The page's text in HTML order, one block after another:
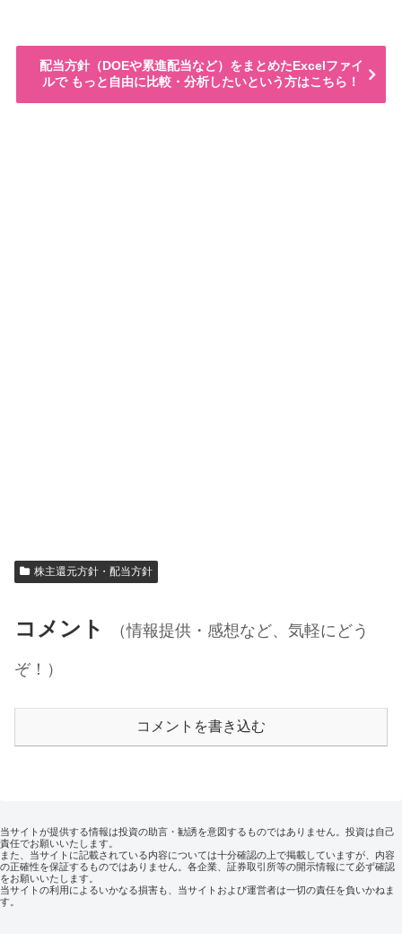
配当方針（DOEや累進配当など）をまとめたExcelファイ
ルで もっと自由に比較・分析したいという方はこちら！
株主還元方針・配当方針
コメント
（情報提供・感想など、気軽にどう
ぞ！）
コメントを書き込む
当サイトが提供する情報は投資の助言・勧誘を意図するものではありません。投資は自己
責任でお願いいたします。
また、当サイトに記載されている内容については十分確認の上で掲載していますが、内容
の正確性を保証するものではありません。各企業、証券取引所等の開示情報にて必ず確認
をお願いいたします。
当サイトの利用によるいかなる損害も、当サイトおよび運営者は一切の責任を負いかねま
す。